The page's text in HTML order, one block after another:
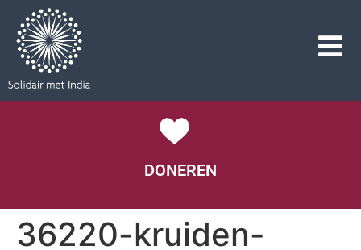
DONEREN
36220-kruiden-